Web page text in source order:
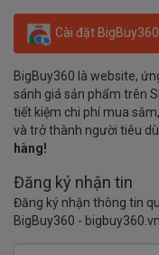
Cài đặt
BigBuy360 là website,
sánh giá sản phẩm trên
tiết kiệm chi phí mua
và trở thành người tiêu
hàng!
Đăng ký nhận tin
Đăng ký nhận thông tin
BigBuy360 -